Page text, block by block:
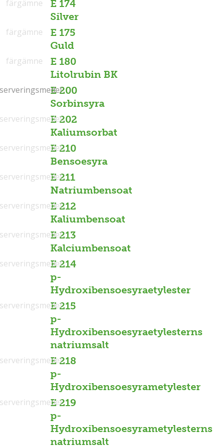
E 174
Silver
färgämne
E 175
Guld
färgämne
E 180
Litolrubin BK
färgämne
E 200
Sorbinsyra
E 202
Kaliumsorbat
E 210
Bensoesyra
E 211
Natriumbensoat
E 212
Kaliumbensoat
E 213
Kalciumbensoat
E 214
p-
Hydroxibensoesyraetylester
E 215
p-
Hydroxibensoesyraetylesterns
natriumsalt
E 218
p-
Hydroxibensoesyrametylester
E 219
p-
Hydroxibensoesyrametylesterns
natriumsalt